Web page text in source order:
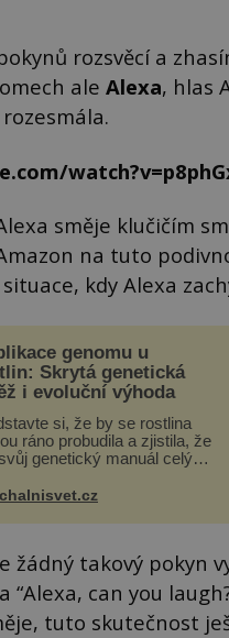
rozsvěcí a
ale Alexa, hlas
směje klučičím
na tuto
kdy Alexa
genomu u
Skrytá genetická
i evoluční výhoda
si, že by se rostlina
ráno probudila a zjistila, že
genetický manuál celý
stane – a podle nového
žádný takový pokyn
can you
tuto skutečnost